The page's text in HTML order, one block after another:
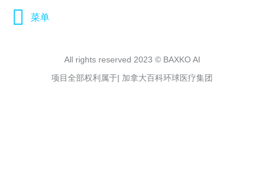
菜单
All rights reserved 2023 © BAXKO AI
项目全部权利属于| 加拿大百科环球医疗集团